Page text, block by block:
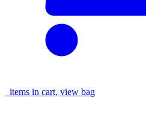
items in cart, view bag